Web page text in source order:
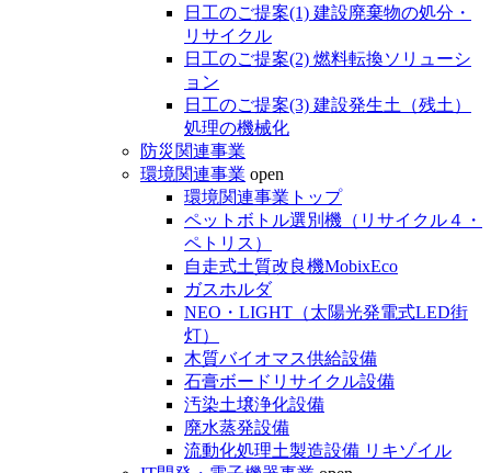
日工のご提案(1) 建設廃棄物の処分・
リサイクル
日工のご提案(2) 燃料転換ソリューシ
ョン
日工のご提案(3) 建設発生土（残土）
処理の機械化
防災関連事業
環境関連事業 open
環境関連事業トップ
ペットボトル選別機（リサイクル４・
ペトリス）
自走式土質改良機MobixEco
ガスホルダ
NEO・LIGHT（太陽光発電式LED街
灯）
木質バイオマス供給設備
石膏ボードリサイクル設備
汚染土壌浄化設備
廃水蒸発設備
流動化処理土製造設備 リキゾイル